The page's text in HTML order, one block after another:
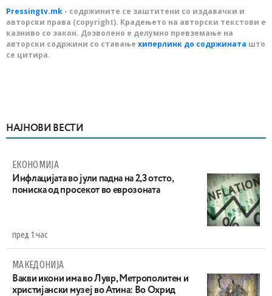
Pressingtv.mk - содржините се заштитени со издавачки и
авторски права (copyright). Крадењето на авторски текстови е
казниво со закон. Дозволено е делумно превземање на
авторски содржини со ставање хиперлинк до содржината што
се цитира.
НАЈНОВИ ВЕСТИ
ЕКОНОМИЈА
Инфлацијата во јули падна на 2,3 отсто,
пониска од просекот во еврозоната
пред 1 час
МАКЕДОНИЈА
Вакви икони има во Лувр, Метрополитен и
христијански музеј во Атина: Во Охрид